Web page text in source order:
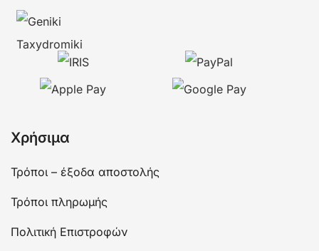
Χρήσιμα
Τρόποι – έξοδα αποστολής
Τρόποι πληρωμής
Πολιτική Επιστροφών